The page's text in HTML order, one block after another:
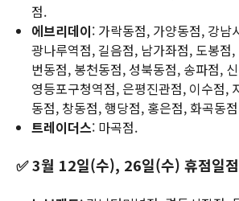
점.
에브리데이: 가락동점, 가양동점, 강남
광나루역점, 길음점, 남가좌점, 도봉점
번동점, 봉천동점, 성북동점, 송파점,
영등포구청역점, 은평진관점, 이수점,
동점, 창동점, 행당점, 홍은점, 화곡동
트레이더스: 마곡점.
✅ 3월 12일(수), 26일(수) 휴점일